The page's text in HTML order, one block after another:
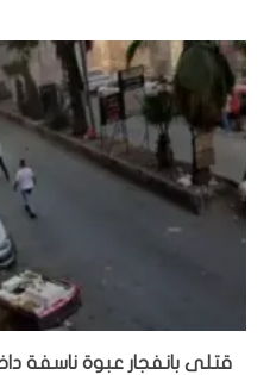
قتلى بانفجار عبوة ناسفة